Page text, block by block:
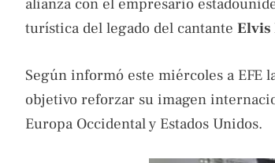
alianza con el empresario
turística del legado del cantante Elvis
Según informó este miércoles a
objetivo reforzar su imagen
Europa Occidental y Estados Unidos.